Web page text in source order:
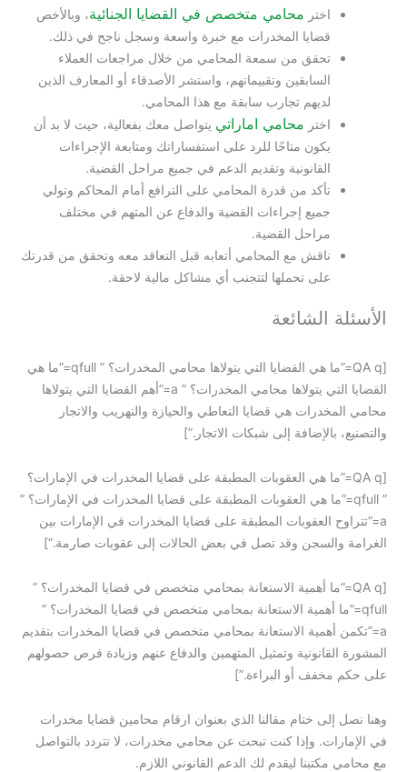
اختر محامي متخصص في القضايا الجنائية، وبالأخص
قضايا المخدرات مع خبرة واسعة وسجل ناجح في ذلك.
تحقق من سمعة المحامي من خلال مراجعات العملاء
السابقين وتقييماتهم، واستشر الأصدقاء أو المعارف الذين
لديهم تجارب سابقة مع هذا المحامي.
اختر محامي اماراتي يتواصل معك بفعالية، حيث لا بد أن
يكون متاحًا للرد على استفساراتك ومتابعة الإجراءات
القانونية وتقديم الدعم في جميع مراحل القضية.
تأكد من قدرة المحامي على الترافع أمام المحاكم وتولي
جميع إجراءات القضية والدفاع عن المتهم في مختلف
مراحل القضية.
ناقش مع المحامي أتعابه قبل التعاقد معه وتحقق من قدرتك
على تحملها لتتجنب أي مشاكل مالية لاحقة.
الأسئلة الشائعة
[QA q=”ما هي القضايا التي يتولاها محامي المخدرات؟ ” qfull=”ما هي
القضايا التي يتولاها محامي المخدرات؟ ” a=”أهم القضايا التي يتولاها
محامي المخدرات هي قضايا التعاطي والحيازة والتهريب والاتجار
والتصنيع، بالإضافة إلى شبكات الاتجار.”]
[QA q=”ما هي العقوبات المطبقة على قضايا المخدرات في الإمارات؟
” qfull=”ما هي العقوبات المطبقة على قضايا المخدرات في الإمارات؟ ”
a=”تتراوح العقوبات المطبقة على قضايا المخدرات في الإمارات بين
الغرامة والسجن وقد تصل في بعض الحالات إلى عقوبات صارمة.”]
[QA q=”ما أهمية الاستعانة بمحامي متخصص في قضايا المخدرات؟ ”
qfull=”ما أهمية الاستعانة بمحامي متخصص في قضايا المخدرات؟ ”
a=”تكمن أهمية الاستعانة بمحامي متخصص في قضايا المخدرات بتقديم
المشورة القانونية وتمثيل المتهمين والدفاع عنهم وزيادة فرص حصولهم
على حكم مخفف أو البراءة.”]
وهنا نصل إلى ختام مقالنا الذي بعنوان ارقام محامين قضايا مخدرات
في الإمارات. وإذا كنت تبحث عن محامي مخدرات، لا تتردد بالتواصل
مع محامي مكتبنا ليقدم لك الدعم القانوني اللازم.